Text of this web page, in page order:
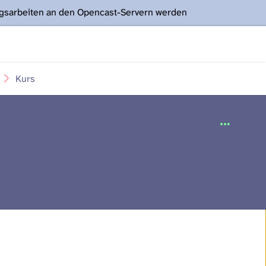
an den Opencast-Servern werden
Kurs